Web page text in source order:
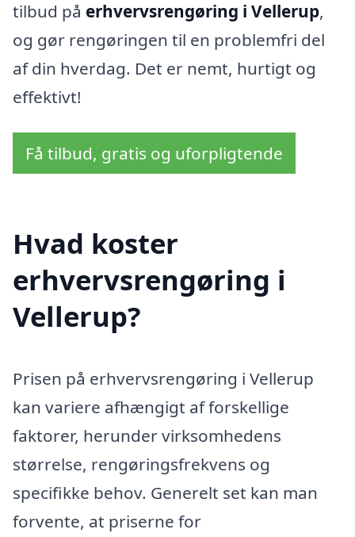
tilbud på erhvervsrengøring i Vellerup,
og gør rengøringen til en problemfri del
af din hverdag. Det er nemt, hurtigt og
effektivt!
Få tilbud, gratis og uforpligtende
Hvad koster
erhvervsrengøring i
Vellerup?
Prisen på erhvervsrengøring i Vellerup
kan variere afhængigt af forskellige
faktorer, herunder virksomhedens
størrelse, rengøringsfrekvens og
specifikke behov. Generelt set kan man
forvente, at priserne for